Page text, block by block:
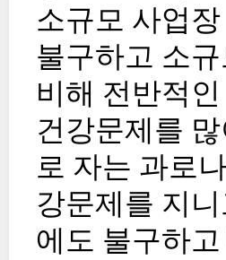
소규모 사업
불구하고 소
비해 전반적
건강문제를
로 자는 과로
강문제를 지
에도 불구하